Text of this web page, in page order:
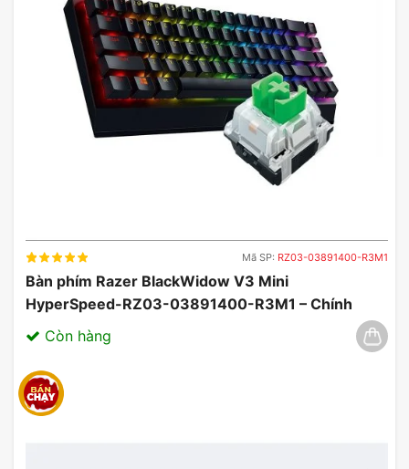
Âm thanh vòm ảo 7.1
Công nghệ âm thanh vòm ảo 7.1* cung cấp mức độ
Mã SP: RZ03-03891400-R3M1
Bàn phím Razer BlackWidow V3 Mini
HyperSpeed-RZ03-03891400-R3M1 – Chính
Hãng, Đẳng Cấp Không Dây 03/2025
Còn hàng